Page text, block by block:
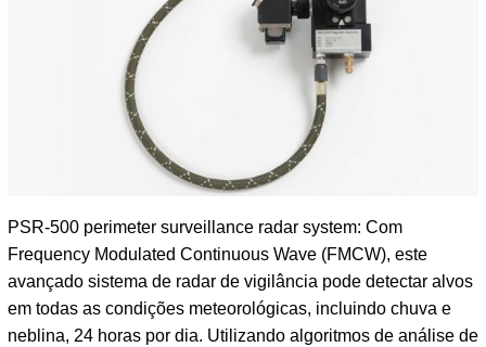
PSR-500 perimeter surveillance radar system: Com
Frequency Modulated Continuous Wave (FMCW), este
avançado sistema de radar de vigilância pode detectar alvos
em todas as condições meteorológicas, incluindo chuva e
neblina, 24 horas por dia. Utilizando algoritmos de análise de